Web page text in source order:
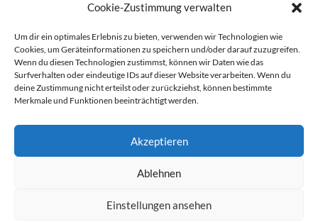
Cookie-Zustimmung verwalten
Um dir ein optimales Erlebnis zu bieten, verwenden wir Technologien wie
Cookies, um Geräteinformationen zu speichern und/oder darauf zuzugreifen.
Wenn du diesen Technologien zustimmst, können wir Daten wie das
Surfverhalten oder eindeutige IDs auf dieser Website verarbeiten. Wenn du
deine Zustimmung nicht erteilst oder zurückziehst, können bestimmte
Merkmale und Funktionen beeinträchtigt werden.
Akzeptieren
Ablehnen
Einstellungen ansehen
STARTSEITE
ÜBER
KOOPERATIONEN
Sie können die Erfassung Ihrer Daten durch Google Analytics
verhindern, indem Sie auf folgenden Link klicken. Es wird ein
Opt-Out-Cookie gesetzt, der die Erfassung Ihrer Daten bei